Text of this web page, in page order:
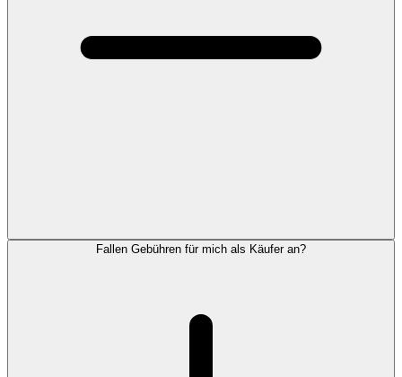
Fallen Gebühren für mich als Käufer an?